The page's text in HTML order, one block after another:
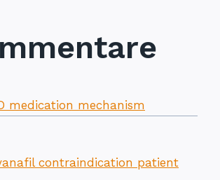
medication mechanism
contraindication patient